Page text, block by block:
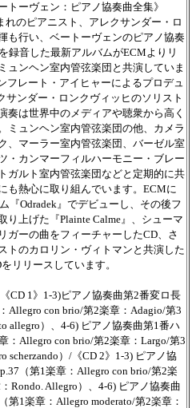
トーヴェン：ピアノ協奏曲全集》
れのピアニスト、アレクサンダー・ロ
も行い、ベートーヴェンのピアノ協奏
録音した最新アルバムがECMよりリ
ュンヘン室内管弦楽団と共演していま
フレート・アイヒャーによるプロデュ
サンダー・ロンクヴィッヒのソリスト
奏は世界中のメディアや聴衆から高く
ミュンヘン室内管弦楽団の他、カメラ
、マーラー室内管弦楽団、バーゼル室
・カンマーフィルハーモニー・ブレー
ガルト室内管弦楽団などと定期的に共
も熱心に取り組んでいます。ECMに
『Odradek』でデビューし、その後フ
り上げた『Plainte Calme』、シューマ
ガーの曲をフィーチャーしたCD、さ
トのカロリン・ヴィトマンと共演した
リリースしています。
CD 1》1-3)ピアノ協奏曲第2番変ロ長
Allegro con brio/第2楽章：Adagio/第3
allegro）、4-6) ピアノ協奏曲第1番ハ
：Allegro con brio/第2楽章：Largo/第3
scherzando）/《CD 2》1-3) ピアノ協
（第1楽章：Allegro con brio/第2楽
Rondo. Allegro）、4-6) ピアノ協奏曲
第1楽章：Allegro moderato/第2楽章：